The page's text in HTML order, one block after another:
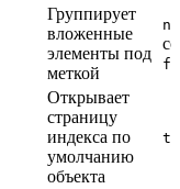
Группирует
вложенные
элементы под
меткой
Открывает
страницу
индекса по
умолчанию
объекта